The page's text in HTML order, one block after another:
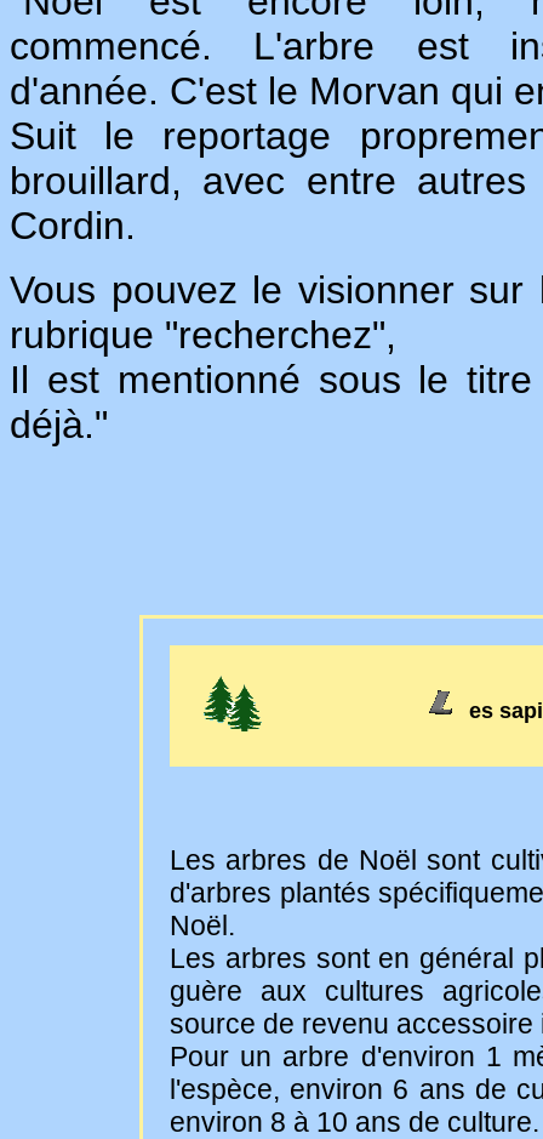
commencé. L'arbre est
d'année. C'est le Morvan qui
Suit le reportage
brouillard, avec entre
Cordin.
Vous pouvez le visionner
rubrique "recherchez",
Il est mentionné sous le
déjà."
es
Les arbres de Noël sont
d'arbres plantés
Noël.
Les arbres sont en général
guère aux cultures
source de revenu
Pour un arbre d'environ 1
l'espèce, environ 6 ans de
environ 8 à 10 ans de culture.